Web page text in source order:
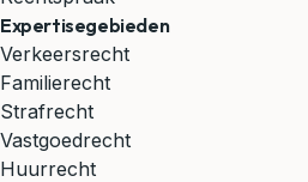
Expertisegebieden
Verkeersrecht
Familierecht
Strafrecht
Vastgoedrecht
Huurrecht